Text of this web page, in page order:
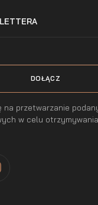
na przetwarzanie
w celu